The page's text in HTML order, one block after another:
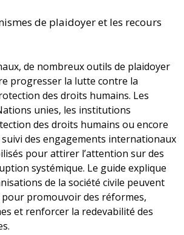
de plaidoyer et les recours
de nombreux outils de plaidoyer
progresser la lutte contre la
des droits humains. Les
unies, les institutions
des droits humains ou encore
des engagements internationaux
pour attirer l’attention sur des
systémique. Le guide explique
de la société civile peuvent
promouvoir des réformes,
et renforcer la redevabilité des